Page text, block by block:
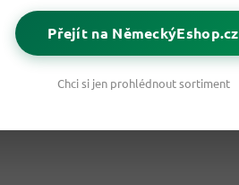
Přejít na NěmeckýEshop.cz
Chci si jen prohlédnout sortiment